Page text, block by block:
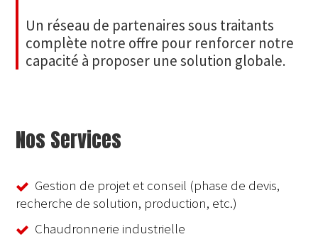
Un réseau de partenaires sous traitants
complète notre offre pour renforcer notre
capacité à proposer une solution globale.
Nos Services
Gestion de projet et conseil (phase de devis,
recherche de solution, production, etc.)
Chaudronnerie industrielle